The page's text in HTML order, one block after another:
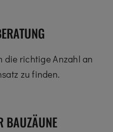
die richtige Anzahl an
zu finden.
BAUZÄUNE